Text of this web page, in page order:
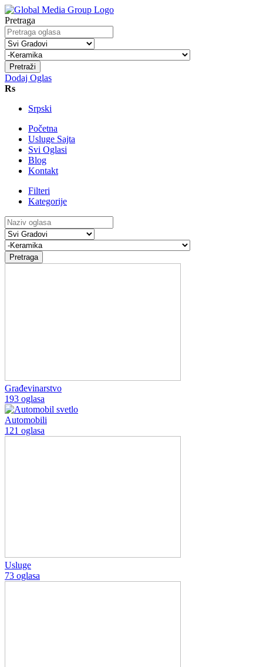
Pretraga
Pretraži
Dodaj Oglas
Rs
Srpski
Početna
Usluge Sajta
Svi Oglasi
Blog
Kontakt
Filteri
Kategorije
Pretraga
Građevinarstvo
193 oglasa
Automobili
121 oglasa
Usluge
73 oglasa